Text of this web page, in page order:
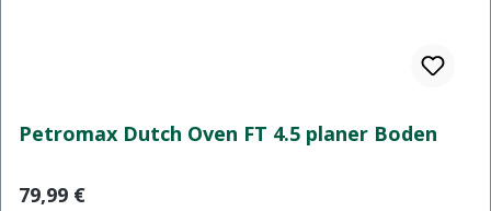
Petromax Dutch Oven FT 4.5 planer Boden
Regulärer Preis:
79,99 €